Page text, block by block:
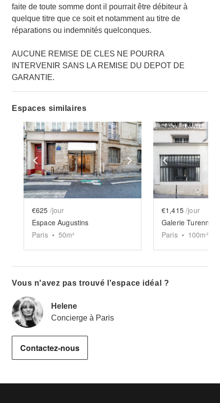
faite de toute somme dont il pourrait être débiteur à
quelque titre que ce soit et notamment au titre de
réparations ou indemnités quelconques.
AUCUNE REMISE DE CLES NE POURRA
INTERVENIR SANS LA REMISE DU DEPOT DE
GARANTIE.
Espaces similaires
Show previous slide Show next slide
€625 /jour
Espace Augustins
Paris • 50m²
Show
€1,415 /jour
Paris • 100m²
Vous n'avez pas trouvé l'espace idéal ?
Helene
Concierge à Paris
Contactez-nous